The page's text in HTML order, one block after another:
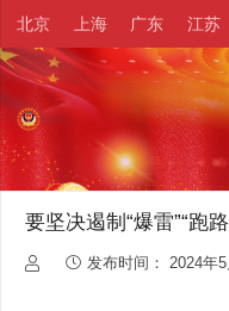
北京 上海 广东 江苏
要坚决遏制“爆雷”“跑
发布时间：2024年5